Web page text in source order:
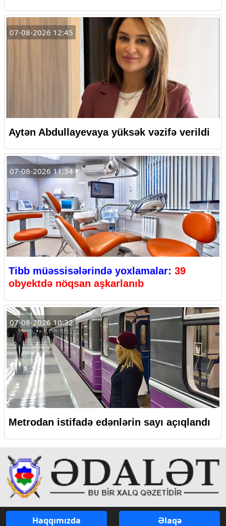
07-08-2026 12:45
Aytən Abdullayevaya yüksək vəzifə verildi
07-08-2026 11:34
Tibb müəssisələrində yoxlamalar: 39
obyektdə nöqsan aşkarlanıb
07-08-2026 10:32
Metrodan istifadə edənlərin sayı açıqlandı
Haqqımızda Əlaqə